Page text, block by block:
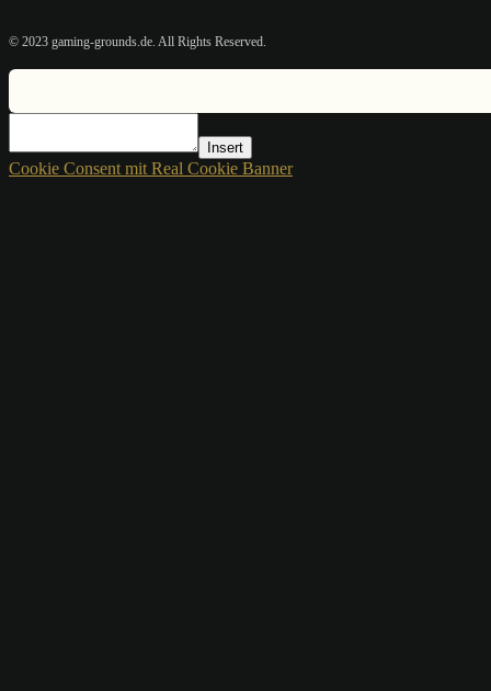
© 2023 gaming-grounds.de. All Rights Reserved.
Insert
Cookie Consent mit Real Cookie Banner